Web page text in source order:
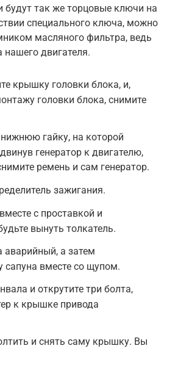
будут так же торцовые ключи на
специального ключа, можно
масляного фильтра, ведь
нашего двигателя.
крышку головки блока, и,
головки блока, снимите
нижнюю гайку, на которой
генератор к двигателю,
ремень и сам генератор.
зажигания.
с проcтавкoй и
вынуть толкатель.
аварийный, а затем
сапуна вместе со щупом.
и открутите три болта,
к крышке привода
и снять саму крышку. Вы